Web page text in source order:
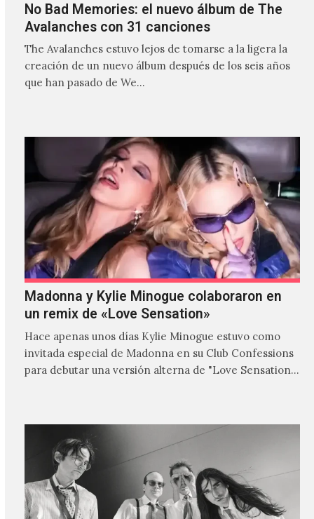
No Bad Memories: el nuevo álbum de The
Avalanches con 31 canciones
The Avalanches estuvo lejos de tomarse a la ligera la
creación de un nuevo álbum después de los seis años
que han pasado de We…
Madonna y Kylie Minogue colaboraron en
un remix de «Love Sensation»
Hace apenas unos días Kylie Minogue estuvo como
invitada especial de Madonna en su Club Confessions
para debutar una versión alterna de "Love Sensation",